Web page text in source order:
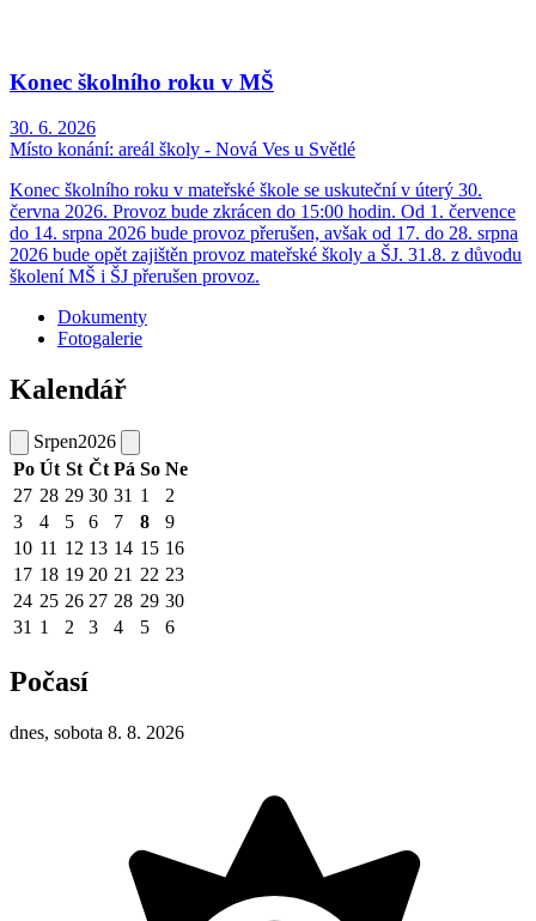
Konec školního roku v MŠ
30. 6. 2026
Místo konání: areál školy - Nová Ves u Světlé
Konec školního roku v mateřské škole se uskuteční v úterý 30.
června 2026. Provoz bude zkrácen do 15:00 hodin. Od 1. července
do 14. srpna 2026 bude provoz přerušen, avšak od 17. do 28. srpna
2026 bude opět zajištěn provoz mateřské školy a ŠJ. 31.8. z důvodu
školení MŠ i ŠJ přerušen provoz.
Dokumenty
Fotogalerie
Kalendář
Srpen2026
Po Út St Čt Pá So Ne
27 28 29 30 31 1
2
3
4 5 6 7 8
9
10 11 12 13 14 15 16
17 18 19 20 21 22 23
24 25 26 27 28 29 30
31 1 2 3 4 5 6
Počasí
dnes, sobota 8. 8. 2026